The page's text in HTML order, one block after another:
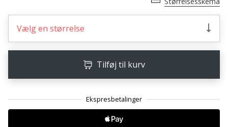
de
tekniske
og
af,
Vælg en størrelse
Tilføj til kurv